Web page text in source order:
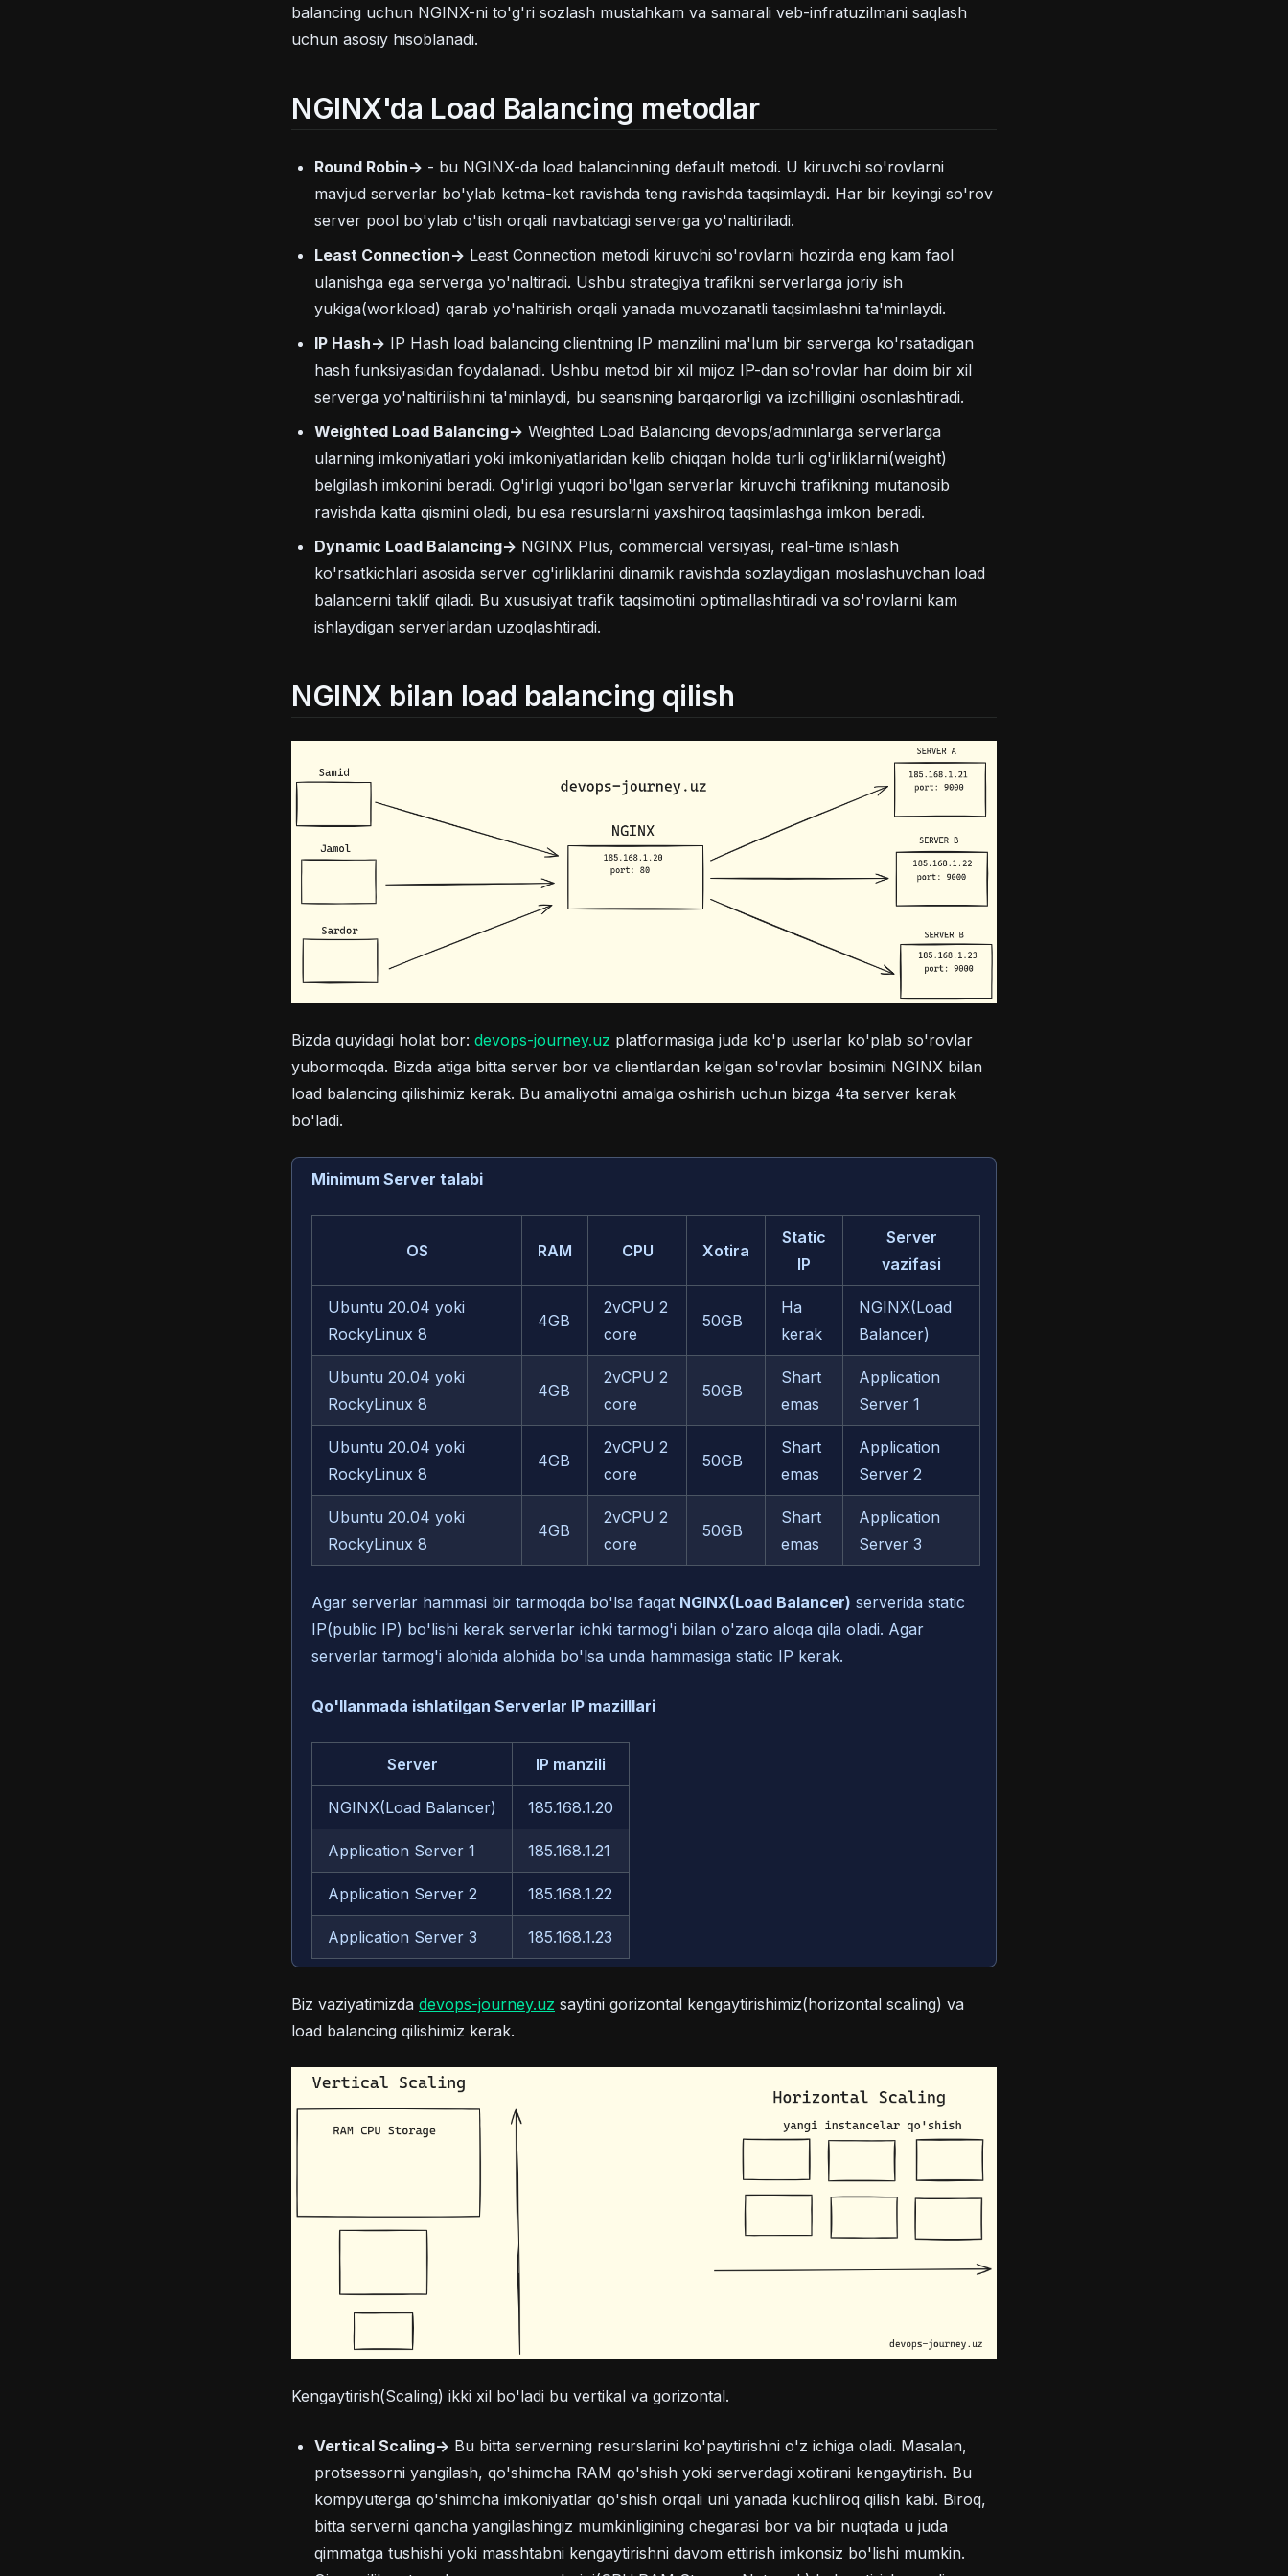
balancing uchun NGINX-ni to'g'ri sozlash mustahkam va samarali veb-infratuzilmani saqlash
uchun asosiy hisoblanadi.
NGINX'da Load Balancing metodlar
Round Robin-> - bu NGINX-da load balancinning default metodi. U kiruvchi so'rovlarni
mavjud serverlar bo'ylab ketma-ket ravishda teng ravishda taqsimlaydi. Har bir keyingi so'rov
server pool bo'ylab o'tish orqali navbatdagi serverga yo'naltiriladi.
Least Connection-> Least Connection metodi kiruvchi so'rovlarni hozirda eng kam faol
ulanishga ega serverga yo'naltiradi. Ushbu strategiya trafikni serverlarga joriy ish
yukiga(workload) qarab yo'naltirish orqali yanada muvozanatli taqsimlashni ta'minlaydi.
IP Hash-> IP Hash load balancing clientning IP manzilini ma'lum bir serverga ko'rsatadigan
hash funksiyasidan foydalanadi. Ushbu metod bir xil mijoz IP-dan so'rovlar har doim bir xil
serverga yo'naltirilishini ta'minlaydi, bu seansning barqarorligi va izchilligini osonlashtiradi.
Weighted Load Balancing-> Weighted Load Balancing devops/adminlarga serverlarga
ularning imkoniyatlari yoki imkoniyatlaridan kelib chiqqan holda turli og'irliklarni(weight)
belgilash imkonini beradi. Og'irligi yuqori bo'lgan serverlar kiruvchi trafikning mutanosib
ravishda katta qismini oladi, bu esa resurslarni yaxshiroq taqsimlashga imkon beradi.
Dynamic Load Balancing-> NGINX Plus, commercial versiyasi, real-time ishlash
ko'rsatkichlari asosida server og'irliklarini dinamik ravishda sozlaydigan moslashuvchan load
balancerni taklif qiladi. Bu xususiyat trafik taqsimotini optimallashtiradi va so'rovlarni kam
ishlaydigan serverlardan uzoqlashtiradi.
NGINX bilan load balancing qilish
Bizda quyidagi holat bor: devops-journey.uz (opens in a new tab)
platformasiga juda ko'p userlar ko'plab so'rovlar
yubormoqda. Bizda atiga bitta server bor va clientlardan kelgan so'rovlar bosimini NGINX bilan
load balancing qilishimiz kerak. Bu amaliyotni amalga oshirish uchun bizga 4ta server kerak
bo'ladi.
Minimum Server talabi
OS RAM CPU Xotira
Static
IP
Server
vazifasi
Ubuntu 20.04 yoki
RockyLinux 8
4GB
2vCPU 2
core
50GB
Ha
kerak
NGINX(Load
Balancer)
Ubuntu 20.04 yoki
RockyLinux 8
4GB
2vCPU 2
core
50GB
Shart
emas
Application
Server 1
Ubuntu 20.04 yoki
RockyLinux 8
4GB
2vCPU 2
core
50GB
Shart
emas
Application
Server 2
Ubuntu 20.04 yoki
RockyLinux 8
4GB
2vCPU 2
core
50GB
Shart
emas
Application
Server 3
Agar serverlar hammasi bir tarmoqda bo'lsa faqat NGINX(Load Balancer) serverida static
IP(public IP) bo'lishi kerak serverlar ichki tarmog'i bilan o'zaro aloqa qila oladi. Agar
serverlar tarmog'i alohida alohida bo'lsa unda hammasiga static IP kerak.
Qo'llanmada ishlatilgan Serverlar IP mazilllari
Server IP manzili
NGINX(Load Balancer) 185.168.1.20
Application Server 1 185.168.1.21
Application Server 2 185.168.1.22
Application Server 3 185.168.1.23
Biz vaziyatimizda devops-journey.uz (opens in a new tab)
saytini gorizontal kengaytirishimiz(horizontal scaling) va
load balancing qilishimiz kerak.
Kengaytirish(Scaling) ikki xil bo'ladi bu vertikal va gorizontal.
Vertical Scaling-> Bu bitta serverning resurslarini ko'paytirishni o'z ichiga oladi. Masalan,
protsessorni yangilash, qo'shimcha RAM qo'shish yoki serverdagi xotirani kengaytirish. Bu
kompyuterga qo'shimcha imkoniyatlar qo'shish orqali uni yanada kuchliroq qilish kabi. Biroq,
bitta serverni qancha yangilashingiz mumkinligining chegarasi bor va bir nuqtada u juda
qimmatga tushishi yoki masshtabni kengaytirishni davom ettirish imkonsiz bo'lishi mumkin.